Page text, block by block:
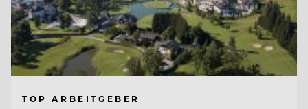
TOP ARBEITGEBER